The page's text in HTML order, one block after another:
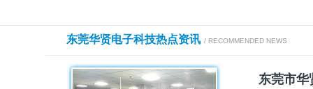
东莞华贤电子科技热点资讯 / RECOMMENDED NEWS
东莞市华